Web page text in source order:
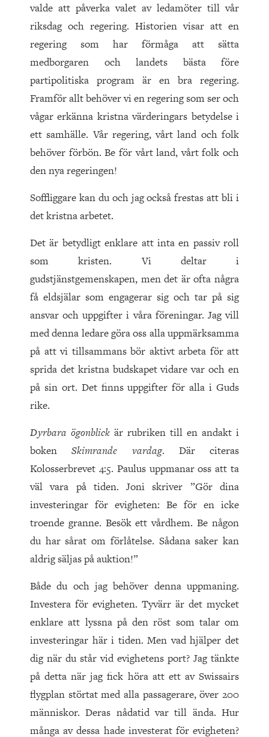
valde att påverka valet av ledamöter till vår
riksdag och regering. Historien visar att en
regering som har förmåga att sätta
medborgaren och landets bästa före
partipolitiska program är en bra regering.
Framför allt behöver vi en regering som ser och
vågar erkänna kristna värderingars betydelse i
ett samhälle. Vår regering, vårt land och folk
behöver förbön. Be för vårt land, vårt folk och
den nya regeringen!
Soffliggare kan du och jag också frestas att bli i
det kristna arbetet.
Det är betydligt enklare att inta en passiv roll
som kristen. Vi deltar i
gudstjänstgemenskapen, men det är ofta några
få eldsjälar som engagerar sig och tar på sig
ansvar och uppgifter i våra föreningar. Jag vill
med denna ledare göra oss alla uppmärksamma
på att vi tillsammans bör aktivt arbeta för att
sprida det kristna budskapet vidare var och en
på sin ort. Det finns uppgifter för alla i Guds
rike.
Dyrbara ögonblick är rubriken till en andakt i
bokenSkimrande vardag. Där citeras
Kolosserbrevet 4:5. Paulus uppmanar oss att ta
väl vara på tiden. Joni skriver ”Gör dina
investeringar för evigheten: Be för en icke
troende granne. Besök ett vårdhem. Be någon
du har sårat om förlåtelse. Sådana saker kan
aldrig säljas på auktion!”
Både du och jag behöver denna uppmaning.
Investera för evigheten. Tyvärr är det mycket
enklare att lyssna på den röst som talar om
investeringar här i tiden. Men vad hjälper det
dig när du står vid evighetens port? Jag tänkte
på detta när jag fick höra att ett av Swissairs
flygplan störtat med alla passagerare, över 200
människor. Deras nådatid var till ända. Hur
många av dessa hade investerat för evigheten?